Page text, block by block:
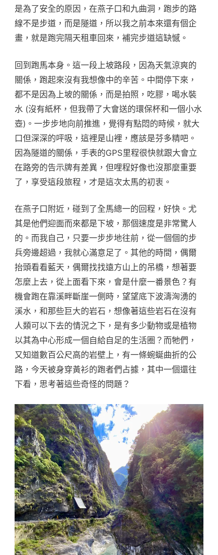
是為了安全的原因，在燕子口和九曲洞，跑步的路
線不是步道，而是隧道，所以我之前本來還有個企
畫，就是跑完隔天租車回來，補完步道這缺憾。
回到跑馬本身。這一段上坡路段，因為天氣涼爽的
關係，跑起來沒有我想像中的辛苦。中間停下來，
都不是因為上坡的關係，而是拍照，吃膠，喝水裝
水 (沒有紙杯，但我帶了大會送的環保杯和一個小水
壺)。一步步地向前推進，覺得有點悶的時候，就大
口但深深的呯吸，這裡是山裡，應該是芬多精吧。
因為隧道的關係，手表的GPS里程很快就跟大會立
在路旁的告示牌有差異，但哩程好像也沒那麼重要
了，享受這段旅程，才是這次太馬的初衷。
在燕子口附近，碰到了全馬總一的回程，好快。尤
其是他們迎面而來都是下坡，那個速度是非常驚人
的。而我自己，只要一步步地往前，從一個個的步
兵旁邊超過，我就心滿意足了。其他的時間，偶爾
抬頭看看藍天，偶爾找找遠方山上的吊橋，想著要
怎麼上去，從上面看下來，會是什麼一番景色？有
機會跑在靠溪畔斷崖一側時，望望底下波濤洶湧的
溪水，和那些巨大的岩石，想像著這些岩石在沒有
人類可以下去的情況之下，是有多少動物或是植物
以其為中心形成一個自給自足的生活圈？而牠們，
又知道數百公尺高的岩壁上，有一條蜿蜒曲折的公
路，今天被身穿黃衫的跑者們占據，其中一個還往
下看，思考著這些奇怪的問題？